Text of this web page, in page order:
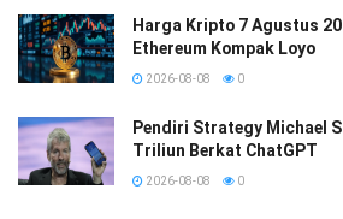
Harga Kripto 7 Agustus
Ethereum Kompak Loyo
2026-08-08 0
Pendiri Strategy Michael
Triliun Berkat ChatGPT
2026-08-08 0